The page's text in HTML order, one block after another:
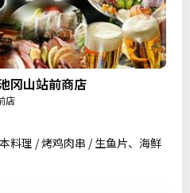
冈山站前商店
店
料理 / 烤鸡肉串 / 生鱼片、海鲜